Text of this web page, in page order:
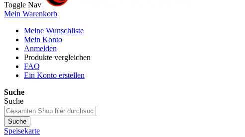
Toggle Nav
Mein Warenkorb
Meine Wunschliste
Mein Konto
Anmelden
Produkte vergleichen
FAQ
Ein Konto erstellen
Suche
Suche
Suche
Speisekarte